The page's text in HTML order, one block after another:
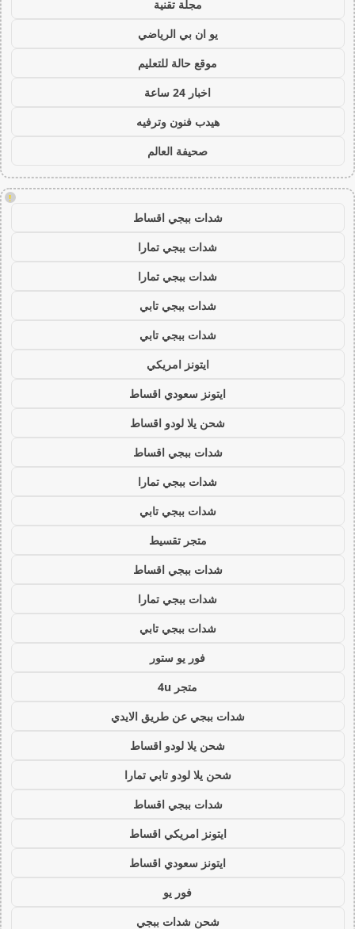
مجلة تقنية
يو ان بي الرياضي
موقع حالة للتعليم
اخبار 24 ساعة
هيدب فنون وترفيه
صحيفة العالم
!
شدات ببجي اقساط
شدات ببجي تمارا
شدات ببجي تمارا
شدات ببجي تابي
شدات ببجي تابي
ايتونز امريكي
ايتونز سعودي اقساط
شحن يلا لودو اقساط
شدات ببجي اقساط
شدات ببجي تمارا
شدات ببجي تابي
متجر تقسيط
شدات ببجي اقساط
شدات ببجي تمارا
شدات ببجي تابي
فور يو ستور
متجر 4u
شدات ببجي عن طريق الايدي
شحن يلا لودو اقساط
شحن يلا لودو تابي تمارا
شدات ببجي اقساط
ايتونز امريكي اقساط
ايتونز سعودي اقساط
فور يو
شحن شدات ببجي